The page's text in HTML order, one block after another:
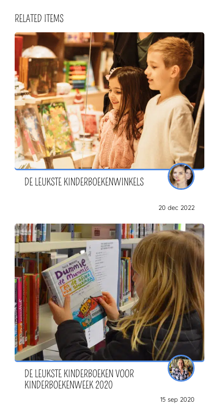
RELATED ITEMS
DE LEUKSTE KINDERBOEKENWINKELS
20 dec 2022
DE LEUKSTE KINDERBOEKEN VOOR
KINDERBOEKENWEEK 2020
15 sep 2020